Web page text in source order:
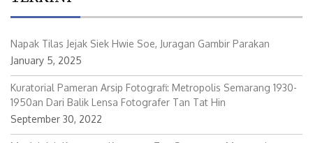
TERKINI
Napak Tilas Jejak Siek Hwie Soe, Juragan Gambir Parakan
January 5, 2025
Kuratorial Pameran Arsip Fotografi: Metropolis Semarang 1930-
1950an Dari Balik Lensa Fotografer Tan Tat Hin
September 30, 2022